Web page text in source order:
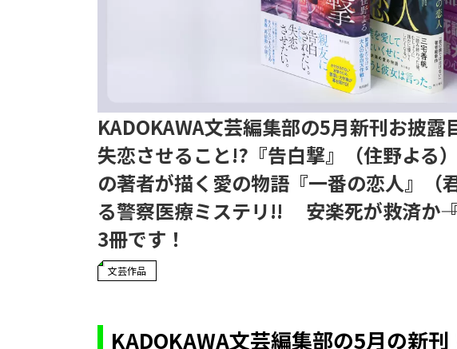
KADOKAWA文芸編集部の5月新刊お披
失恋させること!?『告白撃』（住野よる
の著者が描く愛の物語『一番の恋人』（
る警察医療ミステリ!! 安楽死が救済か――
3冊です！
文芸作品
KADOKAWA文芸編集部の5月の新刊